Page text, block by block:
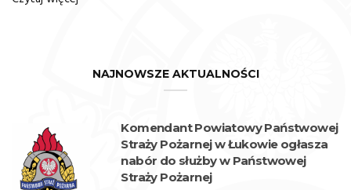
NAJNOWSZE AKTUALNOŚCI
Komendant Powiatowy Państwowej
Straży Pożarnej w Łukowie ogłasza
nabór do służby w Państwowej
Straży Pożarnej